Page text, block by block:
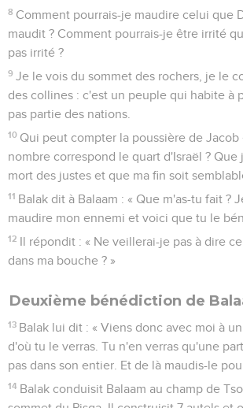
8 Comment pourrais-je maudire celui que
maudit ? Comment pourrais-je être irrité
pas irrité ?
9 Je le vois du sommet des rochers, je le
des collines : c'est un peuple qui habite à
pas partie des nations.
10 Qui peut compter la poussière de Jacob
nombre correspond le quart d'Israël ? Que
mort des justes et que ma fin soit
11 Balak dit à Balaam : « Que m'as-tu fait ?
maudire mon ennemi et voici que tu le
12 Il répondit : « Ne veillerai-je pas à dire
dans ma bouche ? »
Deuxième bénédiction de
13 Balak lui dit : « Viens donc avec moi à
d'où tu le verras. Tu n'en verras qu'une
pas dans son entier. Et de là maudis-le
14 Balak conduisit Balaam au champ de